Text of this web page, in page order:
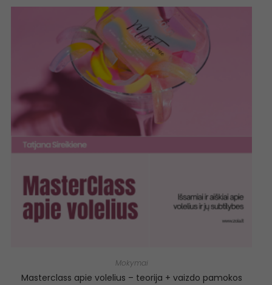
Mokymai
Masterclass apie volelius – teorija + vaizdo pamokos